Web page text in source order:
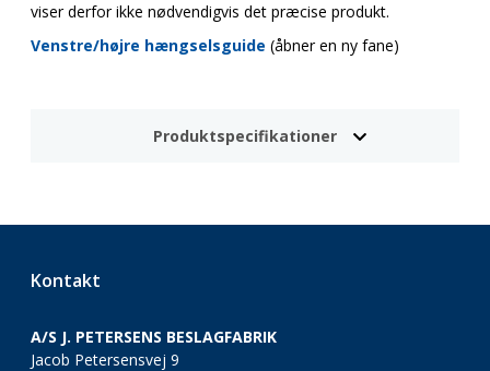
viser derfor ikke nødvendigvis det præcise produkt.
Venstre/højre hængselsguide (åbner en ny fane)
Produktspecifikationer
Kontakt
A/S J. PETERSENS BESLAGFABRIK
Jacob Petersensvej 9